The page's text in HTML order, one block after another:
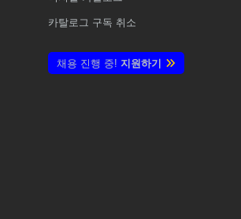
카탈로그 구독 취소
채용 진행 중! 지원하기